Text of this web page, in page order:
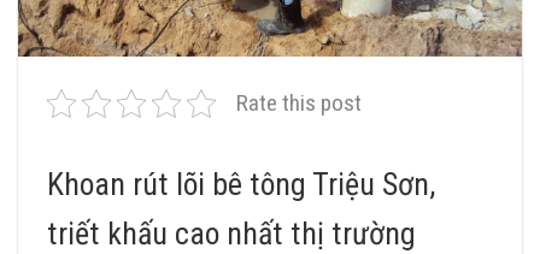
Rate this post
Khoan rút lõi bê tông Triệu Sơn,
triết khấu cao nhất thị trường